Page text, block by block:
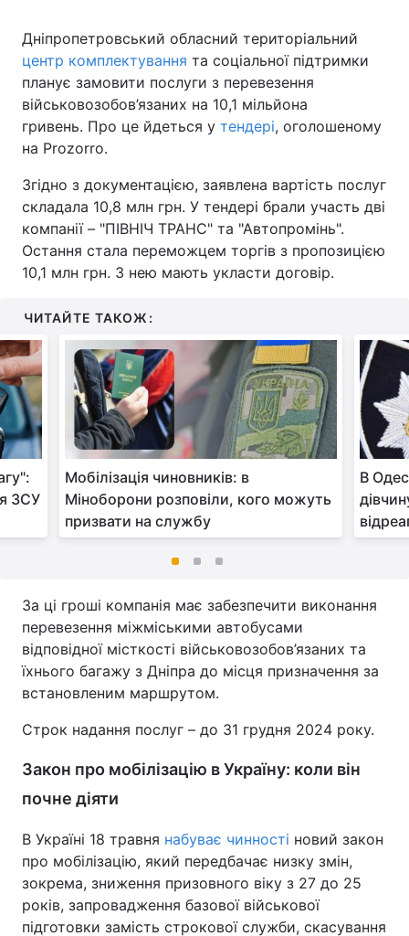
Дніпропетровський обласний територіальний
центр комплектування та соціальної підтримки
планує замовити послуги з перевезення
військовозобов’язаних на 10,1 мільйона
гривень. Про це йдеться у тендері, оголошеному
на Prozorro.
Згідно з документацією, заявлена вартість послуг
складала 10,8 млн грн. У тендері брали участь дві
компанії – "ПІВНІЧ ТРАНС" та "Автопромінь".
Остання стала переможцем торгів з пропозицією
10,1 млн грн. З нею мають укласти договір.
ЧИТАЙТЕ ТАКОЖ:
ЗСУ
Мобілізація чиновників: в
Міноборони розповіли, кого можуть
призвати на службу
В
За ці гроші компанія має забезпечити виконання
перевезення міжміськими автобусами
відповідної місткості військовозобов’язаних та
їхнього багажу з Дніпра до місця призначення за
встановленим маршрутом.
Строк надання послуг – до 31 грудня 2024 року.
Закон про мобілізацію в Україну: коли він
почне діяти
В Україні 18 травня набуває чинності новий закон
про мобілізацію, який передбачає низку змін,
зокрема, зниження призовного віку з 27 до 25
років, запровадження базової військової
підготовки замість строкової служби, скасування